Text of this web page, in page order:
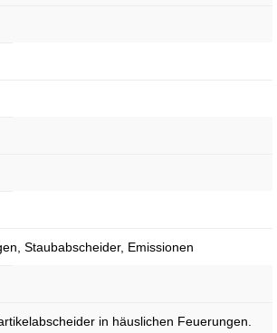
Staubabscheider, Emissionen
in häuslichen Feuerungen.